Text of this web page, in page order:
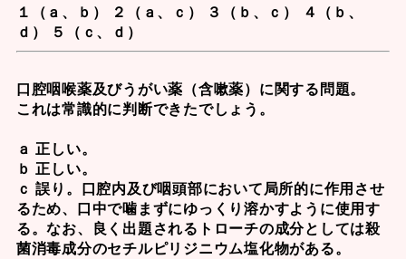
１（ａ、ｂ） ２（ａ、ｃ） ３（ｂ、ｃ） ４（ｂ、
ｄ） ５（ｃ、ｄ）
口腔咽喉薬及びうがい薬（含嗽薬）に関する問題。
これは常識的に判断できたでしょう。
ａ 正しい。
ｂ 正しい。
ｃ 誤り。口腔内及び咽頭部において局所的に作用させ
るため、口中で噛まずにゆっくり溶かすように使用す
る。なお、良く出題されるトローチの成分としては殺
菌消毒成分のセチルピリジニウム塩化物がある。